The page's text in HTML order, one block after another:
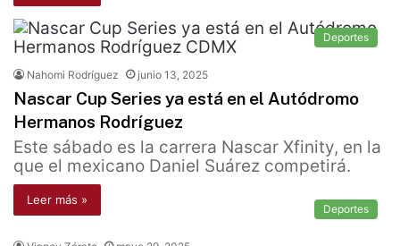
Deportes
Nahomi Rodríguez junio 13, 2025
Nascar Cup Series ya está en el Autódromo
Hermanos Rodríguez
Este sábado es la carrera Nascar Xfinity, en la
que el mexicano Daniel Suárez competirá.
Leer más »
Deportes